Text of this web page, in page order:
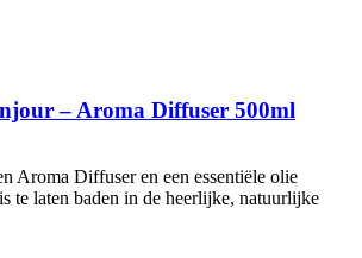
– Aroma Diffuser 500ml
Aroma Diffuser en een essentiële olie
te laten baden in de heerlijke, natuurlijke